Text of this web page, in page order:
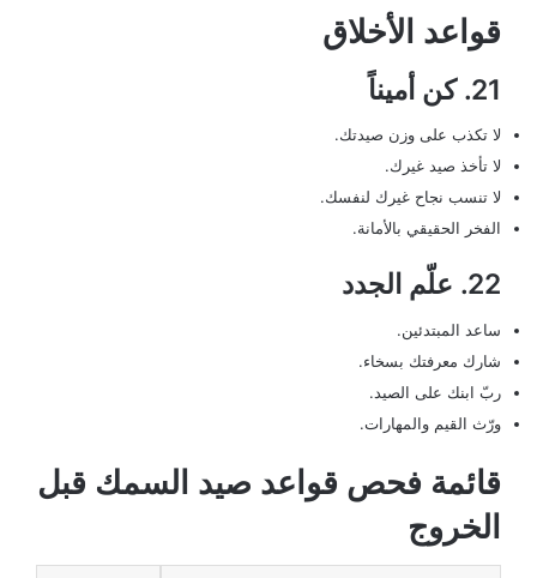
قواعد الأخلاق
21. كن أميناً
لا تكذب على وزن صيدتك.
لا تأخذ صيد غيرك.
لا تنسب نجاح غيرك لنفسك.
الفخر الحقيقي بالأمانة.
22. علّم الجدد
ساعد المبتدئين.
شارك معرفتك بسخاء.
ربّ ابنك على الصيد.
ورّث القيم والمهارات.
قائمة فحص قواعد صيد السمك قبل
الخروج